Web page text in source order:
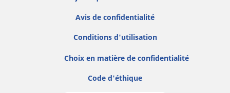
Avis de confidentialité
Conditions d'utilisation
Choix en matière de confidentialité
Code d'éthique